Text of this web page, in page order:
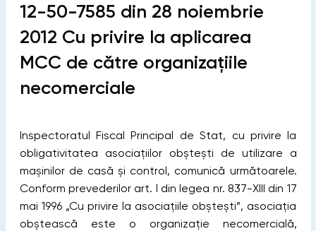
12-50-7585 din 28 noiembrie
2012 Cu privire la aplicarea
MCC de către organizaţiile
necomerciale
Inspectoratul Fiscal Principal de Stat, cu privire la
obligativitatea asociaţiilor obşteşti de utilizare a
maşinilor de casă şi control, comunică următoarele.
Conform prevederilor art. l din legea nr. 837-XIII din 17
mai 1996 „Cu privire la asociaţiile obşteşti”, asociaţia
obştească este o organizaţie necomercială,